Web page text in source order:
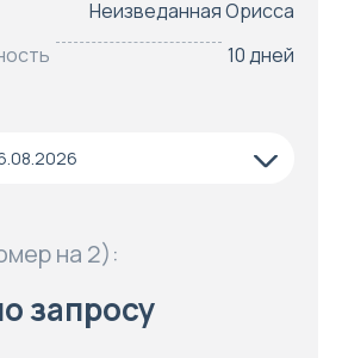
Неизведанная Орисса
10 дней
на 2):
запросу